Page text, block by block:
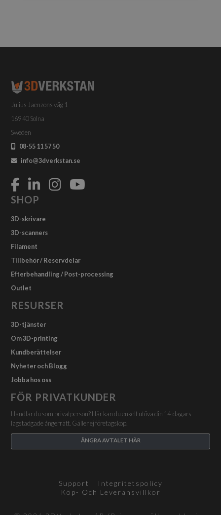
Julius Jaenzons väg 1
169 40 Solna
Sweden
08-55 11 57 50
info@3dverkstan.se
SHOP
3D-skrivare
3D-scanners
Filament
Tillbehör / Reservdelar
Efterbehandling / Post-processing
Outlet
RESURSER
3D-tjänster
Om 3D-printing
Kundberättelser
Nyheter och Blogg
Jobba hos oss
FÖR PRIVATKUNDER
Handlar du som privatperson? Här kan du enkelt utöva din 14-dagars
lagstadgade ångerrätt. Gäller ej företagsköp.
ÅNGRA AVTALET HÄR
Support
Integritetspolicy
Köp- Och Leveransvillkor